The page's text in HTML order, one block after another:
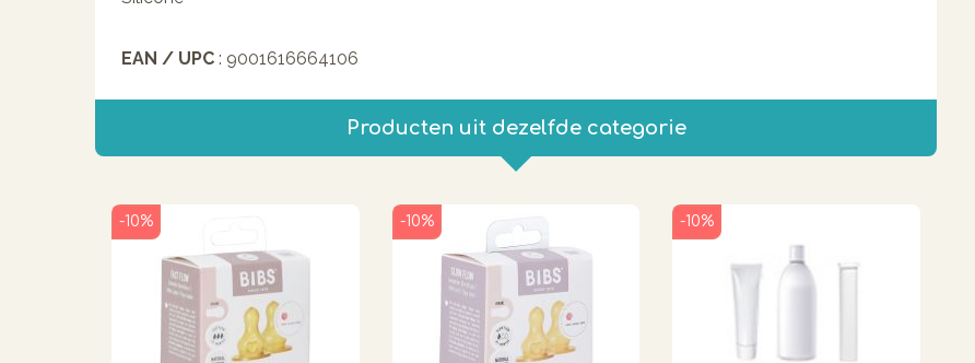
EAN / UPC : 9001616664106
Producten uit dezelfde categorie
-10% -10% -10%